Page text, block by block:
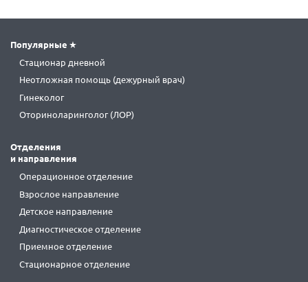
Популярные
Стационар дневной
Неотложная помощь (дежурный врач)
Гинеколог
Оториноларинголог (ЛОР)
Отделения
и направления
Операционное отделение
Взрослое направление
Детское направление
Диагностическое отделение
Приемное отделение
Стационарное отделение